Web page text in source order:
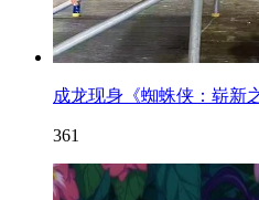
成龙现身《蜘蛛侠：崭新
361